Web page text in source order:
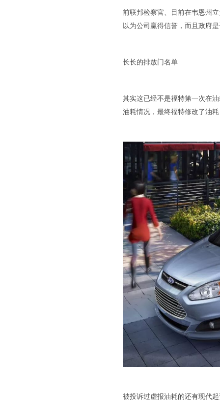
前联邦检察官、目前在韦恩州
以为公司赢得信誉，而且政府
长长的排放门名单
其实这已经不是福特第一次在
油耗情况，最终福特修改了油
被投诉过虚报油耗的还有现代